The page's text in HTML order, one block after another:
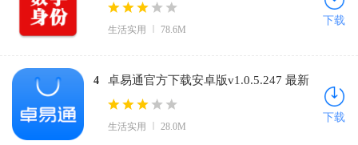
新版
生活实用 78.6M
下载
4
卓易通官方下载安卓版v1.0.5.247 最新
版
生活实用 28.0M
下载